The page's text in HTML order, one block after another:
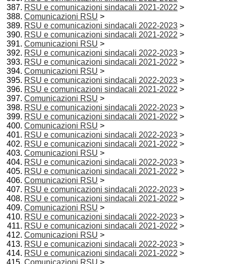
RSU e comunicazioni sindacali 2021-2022 >
Comunicazioni RSU >
RSU e comunicazioni sindacali 2022-2023 >
RSU e comunicazioni sindacali 2021-2022 >
Comunicazioni RSU >
RSU e comunicazioni sindacali 2022-2023 >
RSU e comunicazioni sindacali 2021-2022 >
Comunicazioni RSU >
RSU e comunicazioni sindacali 2022-2023 >
RSU e comunicazioni sindacali 2021-2022 >
Comunicazioni RSU >
RSU e comunicazioni sindacali 2022-2023 >
RSU e comunicazioni sindacali 2021-2022 >
Comunicazioni RSU >
RSU e comunicazioni sindacali 2022-2023 >
RSU e comunicazioni sindacali 2021-2022 >
Comunicazioni RSU >
RSU e comunicazioni sindacali 2022-2023 >
RSU e comunicazioni sindacali 2021-2022 >
Comunicazioni RSU >
RSU e comunicazioni sindacali 2022-2023 >
RSU e comunicazioni sindacali 2021-2022 >
Comunicazioni RSU >
RSU e comunicazioni sindacali 2022-2023 >
RSU e comunicazioni sindacali 2021-2022 >
Comunicazioni RSU >
RSU e comunicazioni sindacali 2022-2023 >
RSU e comunicazioni sindacali 2021-2022 >